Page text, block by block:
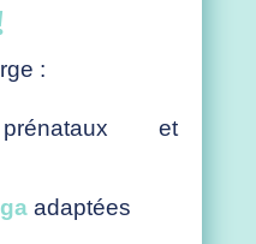
:
et
adaptées